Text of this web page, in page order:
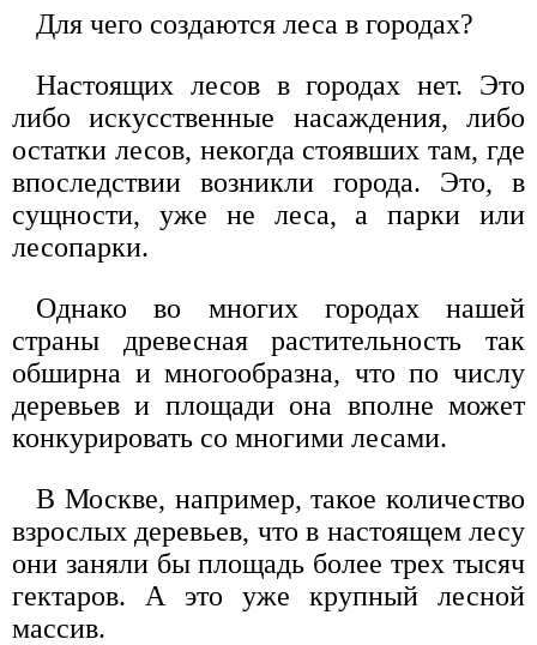
Для чего создаются леса в городах?
Настоящих лесов в городах нет. Это
либо искусственные насаждения, либо
остатки лесов, некогда стоявших там, где
впоследствии возникли города. Это, в
сущности, уже не леса, а парки или
лесопарки.
Однако во многих городах нашей
страны древесная растительность так
обширна и многообразна, что по числу
деревьев и площади она вполне может
конкурировать со многими лесами.
В Москве, например, такое количество
взрослых деревьев, что в настоящем лесу
они заняли бы площадь более трех тысяч
гектаров. А это уже крупный лесной
массив.